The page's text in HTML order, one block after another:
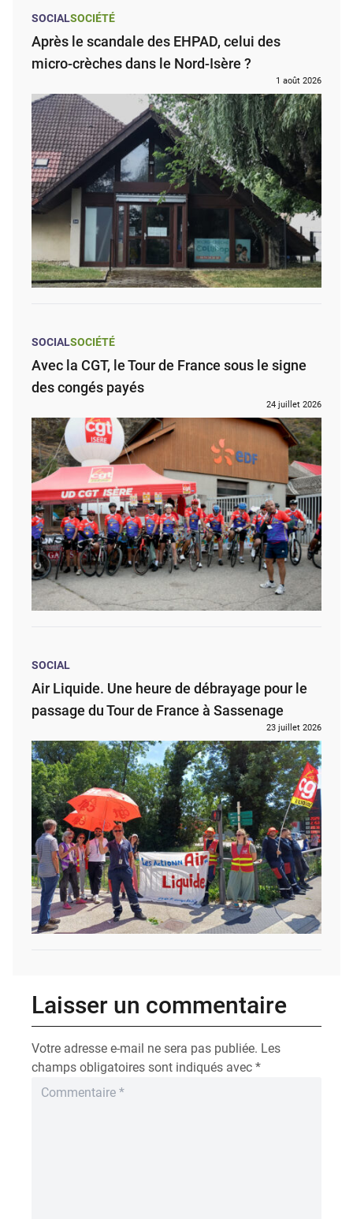
SOCIALSOCIÉTÉ
Après le scandale des EHPAD, celui des
micro-crèches dans le Nord-Isère ?
1 août 2026
SOCIALSOCIÉTÉ
Avec la CGT, le Tour de France sous le signe
des congés payés
24 juillet 2026
SOCIAL
Air Liquide. Une heure de débrayage pour le
passage du Tour de France à Sassenage
23 juillet 2026
Laisser un commentaire
Votre adresse e-mail ne sera pas publiée. Les
champs obligatoires sont indiqués avec *